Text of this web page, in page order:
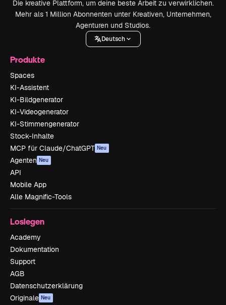
Die kreative Plattform, um deine beste Arbeit zu verwirklichen.
Mehr als 1 Million Abonnenten unter Kreativen, Unternehmen,
Agenturen und Studios.
Deutsch
Produkte
Spaces
KI-Assistent
KI-Bildgenerator
KI-Videogenerator
KI-Stimmengenerator
Stock-Inhalte
MCP für Claude/ChatGPT Neu
Agenten Neu
API
Mobile App
Alle Magnific-Tools
Loslegen
Academy
Dokumentation
Support
AGB
Datenschutzerklärung
Originale Neu